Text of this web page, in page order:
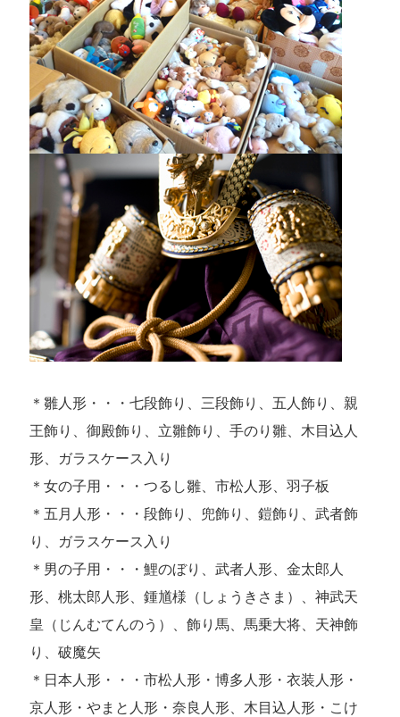
＊雛人形・・・七段飾り、三段飾り、五人飾り、親
王飾り、御殿飾り、立雛飾り、手のり雛、木目込人
形、ガラスケース入り
＊女の子用・・・つるし雛、市松人形、羽子板
＊五月人形・・・段飾り、兜飾り、鎧飾り、武者飾
り、ガラスケース入り
＊男の子用・・・鯉のぼり、武者人形、金太郎人
形、桃太郎人形、鍾馗様（しょうきさま）、神武天
皇（じんむてんのう）、飾り馬、馬乗大将、天神飾
り、破魔矢
＊日本人形・・・市松人形・博多人形・衣装人形・
京人形・やまと人形・奈良人形、木目込人形・こけ